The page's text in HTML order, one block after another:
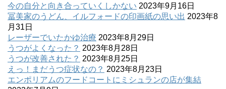
今の自分と向き合っていくしかない 2023年9月16日
冨美家のうどん、イルフォードの印画紙の思い出 2023年8
月31日
レーザーでいたかゆ治療 2023年8月29日
うつがよくなった？ 2023年8月28日
うつが改善された？ 2023年8月25日
えっ！まだうつ症状なの？ 2023年8月23日
エンポリアムのフードコートにミシュランの店が集結